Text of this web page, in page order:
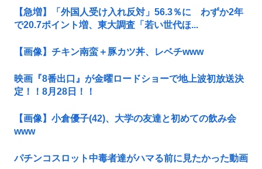
【急増】「外国人受け入れ反対」56.3％に わずか2年
で20.7ポイント増、東大調査「若い世代ほ...
【画像】チキン南蛮＋豚カツ丼、レベチwww
映画『8番出口』が金曜ロードショーで地上波初放送決
定！！8月28日！！
【画像】小倉優子(42)、大学の友達と初めての飲み会
www
パチンコスロット中毒者達がハマる前に見たかった動画